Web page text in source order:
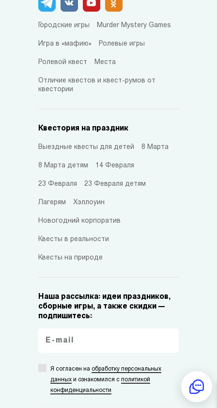
Городские игры Murder Mystery Games
Игра в «мафию» Ролевые игры
Ролевой квест Места
Отличие квестов и квест-румов от
квестории
Квестория на праздник
Выездные квесты для детей 8 Марта
8 Марта детям 14 Февраля
23 Февраля 23 Февраля детям
Лагерям Хэллоуин
Новогодний корпоратив
Квесты в реальности
Квесты на природе
Наша рассылка: идеи праздников,
сборные игры, а также скидки —
подпишитесь:
Я согласен на обработку персональных
данных и ознакомился с политикой
конфиденциальности